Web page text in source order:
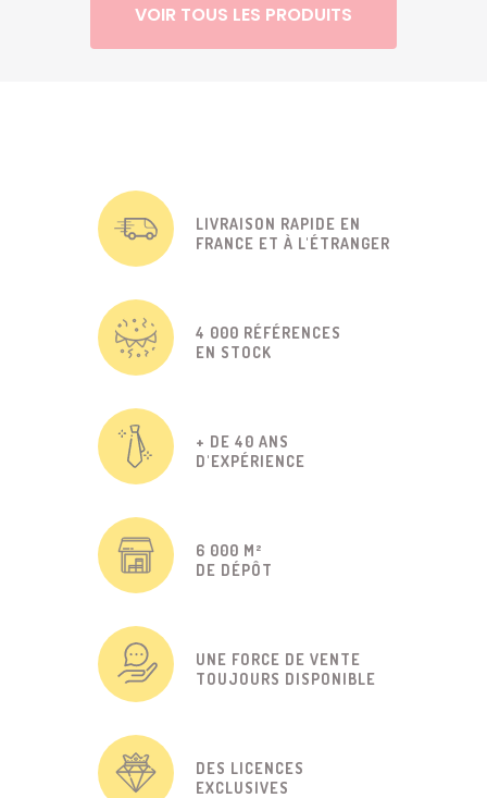
VOIR TOUS LES PRODUITS
LIVRAISON RAPIDE EN
FRANCE ET À L'ÉTRANGER
4 000 RÉFÉRENCES
EN STOCK
+ DE 40 ANS
D'EXPÉRIENCE
6 000 M²
DE DÉPÔT
UNE FORCE DE VENTE
TOUJOURS DISPONIBLE
DES LICENCES
EXCLUSIVES